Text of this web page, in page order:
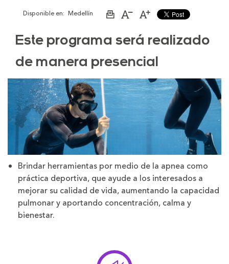
Disponible en: Medellín
ImprimirAumentar
de
la
letra
Disminuir
de
la
letra
Este programa será realizado
de manera presencial
Brindar herramientas por medio de la apnea como
práctica deportiva, que ayude a los interesados a
mejorar su calidad de vida, aumentando la capacidad
pulmonar y aportando concentración, calma y
bienestar.